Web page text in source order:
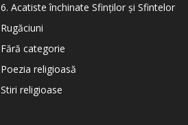
6. Acatiste închinate Sfinților și Sfintelor
Rugăciuni
Fără categorie
Poezia religioasă
Stiri religioase